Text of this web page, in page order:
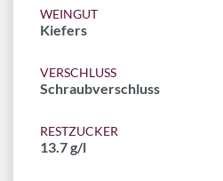
WEINGUT
Kiefers
VERSCHLUSS
Schraubverschluss
RESTZUCKER
13.7 g/l